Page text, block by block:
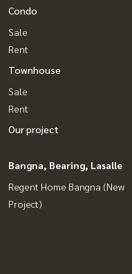
Condo
Sale
Rent
Townhouse
Sale
Rent
Our project
Bangna, Bearing, Lasalle
Regent Home Bangna (New
Project)